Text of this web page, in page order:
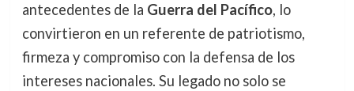
antecedentes de la Guerra del Pacífico, lo
convirtieron en un referente de patriotismo,
firmeza y compromiso con la defensa de los
intereses nacionales. Su legado no solo se